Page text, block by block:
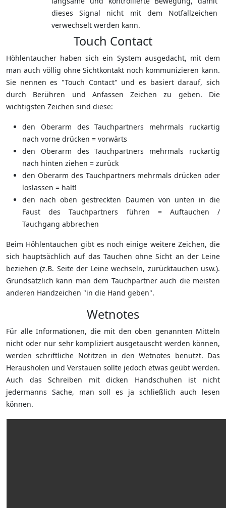
dieses Signal nicht mit dem Notfallzeichen
verwechselt werden kann.
Touch Contact
Höhlentaucher haben sich ein System ausgedacht, mit dem
man auch völlig ohne Sichtkontakt noch kommunizieren kann.
Sie nennen es "Touch Contact" und es basiert darauf, sich
durch Berühren und Anfassen Zeichen zu geben. Die
wichtigsten Zeichen sind diese:
den Oberarm des Tauchpartners mehrmals ruckartig
nach vorne drücken = vorwärts
den Oberarm des Tauchpartners mehrmals ruckartig
nach hinten ziehen = zurück
den Oberarm des Tauchpartners mehrmals drücken oder
loslassen = halt!
den nach oben gestreckten Daumen von unten in die
Faust des Tauchpartners führen = Auftauchen /
Tauchgang abbrechen
Beim Höhlentauchen gibt es noch einige weitere Zeichen, die
sich hauptsächlich auf das Tauchen ohne Sicht an der Leine
beziehen (z.B. Seite der Leine wechseln, zurücktauchen usw.).
Grundsätzlich kann man dem Tauchpartner auch die meisten
anderen Handzeichen "in die Hand geben".
Wetnotes
Für alle Informationen, die mit den oben genannten Mitteln
nicht oder nur sehr kompliziert ausgetauscht werden können,
werden schriftliche Notitzen in den Wetnotes benutzt. Das
Herausholen und Verstauen sollte jedoch etwas geübt werden.
Auch das Schreiben mit dicken Handschuhen ist nicht
jedermanns Sache, man soll es ja schließlich auch lesen
können.